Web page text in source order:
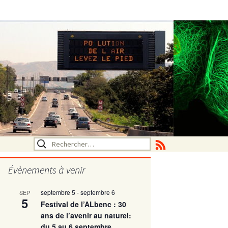
Rechercher :
Évènements à venir
SEP
5
septembre 5 -septembre 6
Festival de l’ALbenc : 30
ans de l’avenir au naturel: